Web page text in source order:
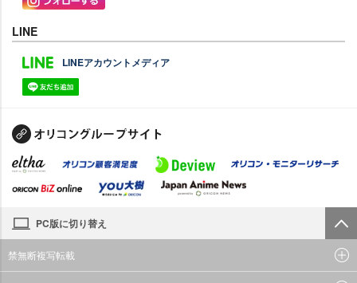
LINE
LINEアカウントメディア
PC版に切り替え
禁無断複写転載